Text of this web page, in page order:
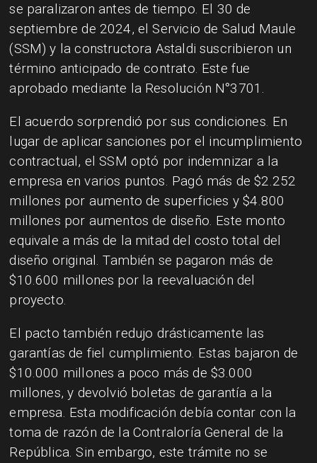
se paralizaron antes de tiempo. El 30 de
septiembre de 2024, el Servicio de Salud Maule
(SSM) y la constructora Astaldi suscribieron un
término anticipado de contrato. Este fue
aprobado mediante la Resolución N°3701.
El acuerdo sorprendió por sus condiciones. En
lugar de aplicar sanciones por el incumplimiento
contractual, el SSM optó por indemnizar a la
empresa en varios puntos. Pagó más de $2.252
millones por aumento de superficies y $4.800
millones por aumentos de diseño. Este monto
equivale a más de la mitad del costo total del
diseño original. También se pagaron más de
$10.600 millones por la reevaluación del
proyecto.
El pacto también redujo drásticamente las
garantías de fiel cumplimiento. Estas bajaron de
$10.000 millones a poco más de $3.000
millones, y devolvió boletas de garantía a la
empresa. Esta modificación debía contar con la
toma de razón de la Contraloría General de la
República. Sin embargo, este trámite no se